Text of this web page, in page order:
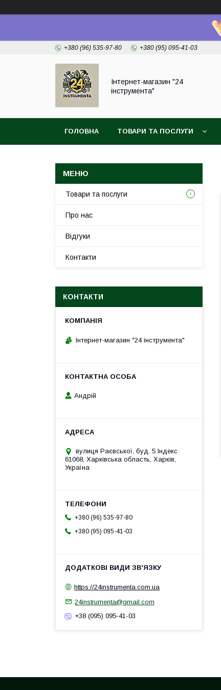
+380 (96) 535-97-80 +380 (95) 095-41-03
Інтернет-магазин "24
інструмента"
ГОЛОВНА ТОВАРИ ТА ПОСЛУГИ
Товари та послуги
Про нас
Відгуки
Контакти
КОНТАКТИ
Інтернет-магазин "24 інструмента"
Андрій
вулиця Раєвської, буд. 5 Індекс
61068, Харківська область, Харків,
Україна
+380 (96) 535-97-80
+380 (95) 095-41-03
https://24instrumenta.com.ua
24instrumenta@gmail.com
+38 (095) 095-41-03